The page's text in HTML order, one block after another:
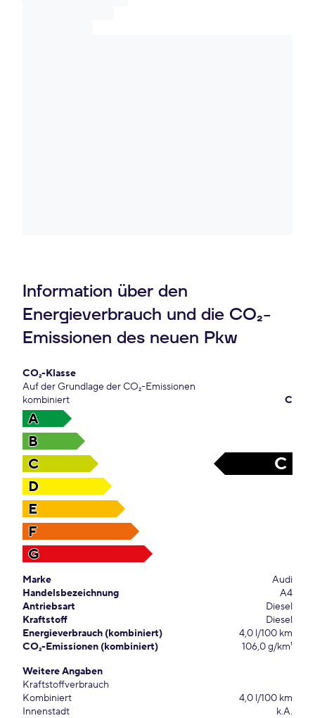
Information über den
Energieverbrauch und die CO₂-
Emissionen des neuen Pkw
CO₂-Klasse
Auf der Grundlage der CO₂-Emissionen
kombiniert
C
A
B
C
C
D
E
F
G
Marke
Audi
Handelsbezeichnung
A4
Antriebsart
Diesel
Kraftstoff
Diesel
Energieverbrauch (kombiniert)
4,0 l/100 km
CO₂-Emissionen (kombiniert)
106,0 g/km¹
Weitere Angaben
Kraftstoffverbrauch
Kombiniert
4,0 l/100 km
Innenstadt
k.A.